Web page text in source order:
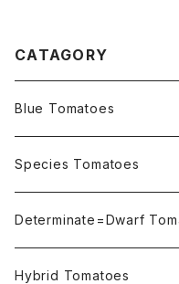
CATAGORY
Blue Tomatoes
OSU INDIGO Series
Not OSU Blue Tomatoes
Species Tomatoes
Determinate=Dwarf
Micro Determinate
Hybrid Tomatoes